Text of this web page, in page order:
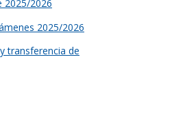
2025/2026
2025/2026
transferencia de